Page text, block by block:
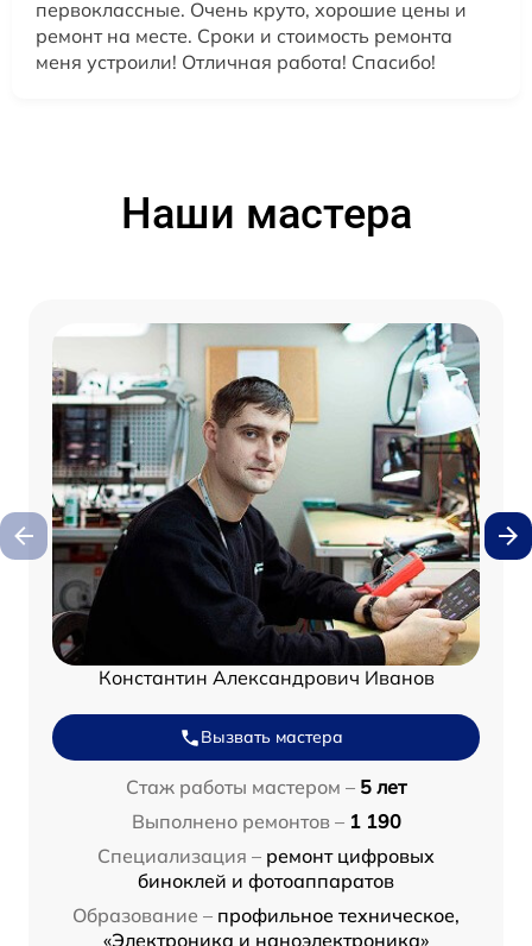
первоклассные. Очень круто, хорошие цены и
ремонт на месте. Сроки и стоимость ремонта
меня устроили! Отличная работа! Спасибо!
Наши мастера
Константин Александрович Иванов
Вызвать мастера
Стаж работы мастером – 5 лет
Выполнено ремонтов – 1 190
Специализация – ремонт цифровых
биноклей и фотоаппаратов
Образование – профильное техническое,
«Электроника и наноэлектроника»